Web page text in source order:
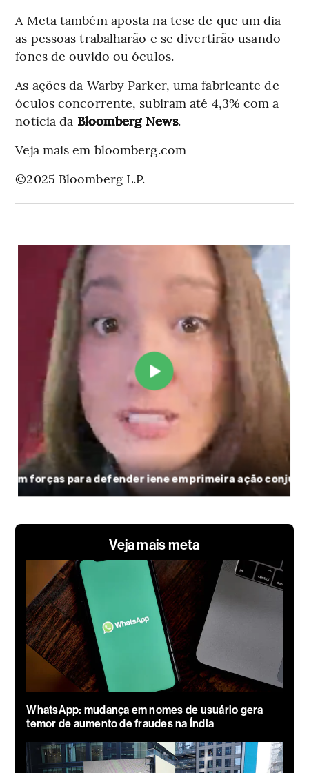
A Meta também aposta na tese de que um dia
as pessoas trabalharão e se divertirão usando
fones de ouvido ou óculos.
As ações da Warby Parker, uma fabricante de
óculos concorrente, subiram até 4,3% com a
notícia da Bloomberg News.
Veja mais em bloomberg.com
©2025 Bloomberg L.P.
Veja mais meta
WhatsApp: mudança em nomes de usuário gera
temor de aumento de fraudes na Índia